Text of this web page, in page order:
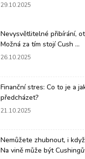
29.10.2025
Nevysvětlitelné přibírání,
Možná za tím stojí Cush ...
26.10.2025
Finanční stres: Co to je a
předcházet?
21.10.2025
Nemůžete zhubnout, i
Na vině může být